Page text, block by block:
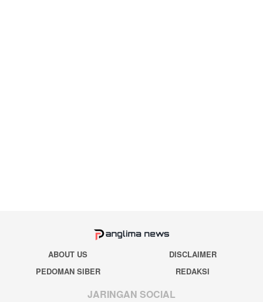
ABOUT US
DISCLAIMER
PEDOMAN SIBER
REDAKSI
JARINGAN SOCIAL